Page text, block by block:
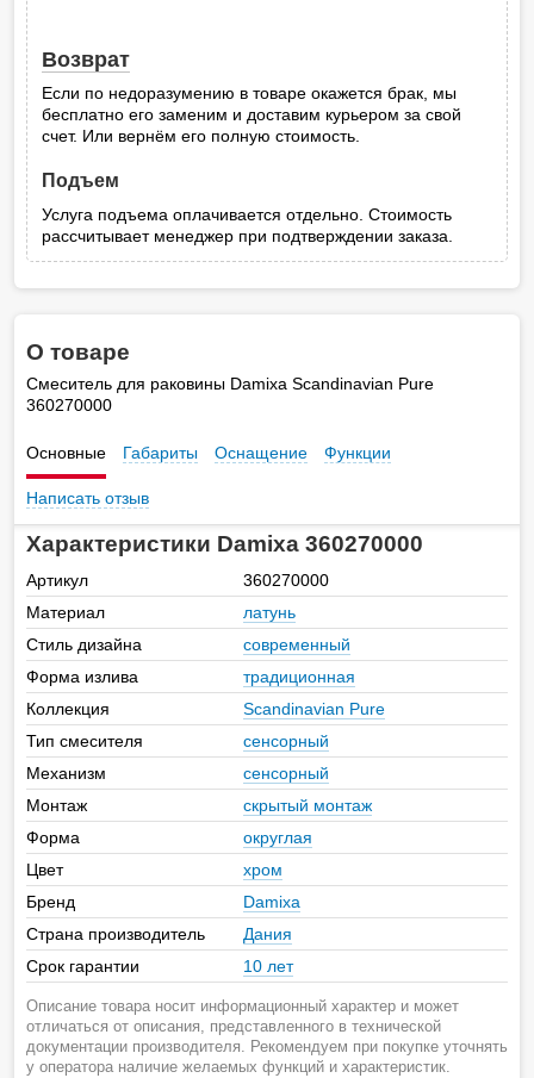
Возврат
Если по недоразумению в товаре окажется брак, мы
бесплатно его заменим и доставим курьером за свой
счет. Или вернём его полную стоимость.
Подъем
Услуга подъема оплачивается отдельно. Стоимость
рассчитывает менеджер при подтверждении заказа.
О товаре
Смеситель для раковины Damixa Scandinavian Pure
360270000
Основные Габариты Оснащение Функции
Написать отзыв
Характеристики Damixa 360270000
Артикул
360270000
Материал
латунь
Стиль дизайна
современный
Форма излива
традиционная
Коллекция
Scandinavian Pure
Тип смесителя
сенсорный
Механизм
сенсорный
Монтаж
скрытый монтаж
Форма
округлая
Цвет
хром
Бренд
Damixa
Страна производитель
Дания
Срок гарантии
10 лет
Описание товара носит информационный характер и может
отличаться от описания, представленного в технической
документации производителя. Рекомендуем при покупке уточнять
у оператора наличие желаемых функций и характеристик.